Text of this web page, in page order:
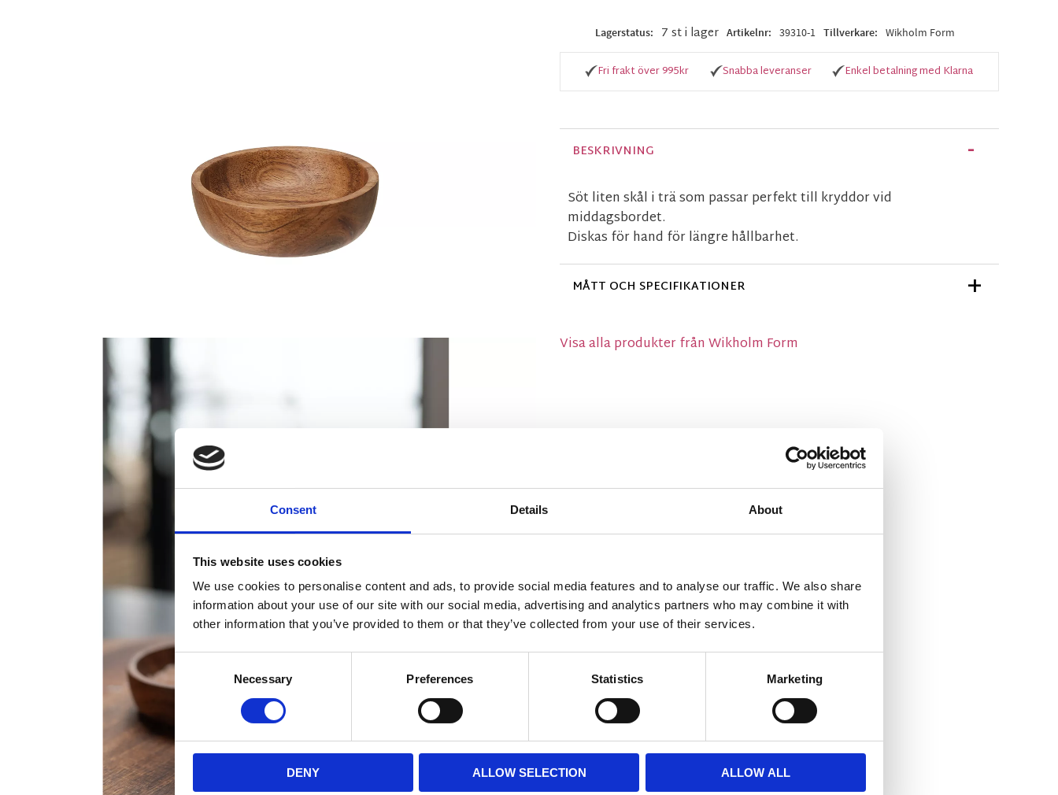
Consent Details About
This website uses cookies
We use cookies to personalise content and ads, to provide social media features and to analyse our traffic. We also share
information about your use of our site with our social media, advertising and analytics partners who may combine it with
other information that you’ve provided to them or that they’ve collected from your use of their services.
Consent
Necessary Preferences Statistics Marketing
DENY ALLOW SELECTION ALLOW ALL
Lagerstatus 7 st i lager Artikelnr 39310-1 Tillverkare Wikholm Form
Fri frakt över 995kr Snabba leveranser Enkel betalning med Klarna
BESKRIVNING
Söt liten skål i trä som passar perfekt till kryddor vid
middagsbordet.
Diskas för hand för längre hållbarhet.
MÅTT OCH SPECIFIKATIONER
Visa alla produkter från Wikholm Form